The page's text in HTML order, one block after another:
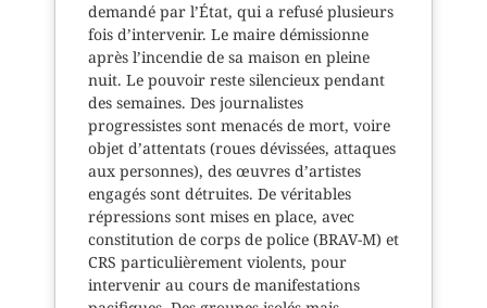
demandé par l’État, qui a refusé plusieurs
fois d’intervenir. Le maire démissionne
après l’incendie de sa maison en pleine
nuit. Le pouvoir reste silencieux pendant
des semaines. Des journalistes
progressistes sont menacés de mort, voire
objet d’attentats (roues dévissées, attaques
aux personnes), des œuvres d’artistes
engagés sont détruites. De véritables
répressions sont mises en place, avec
constitution de corps de police (BRAV-M) et
CRS particulièrement violents, pour
intervenir au cours de manifestations